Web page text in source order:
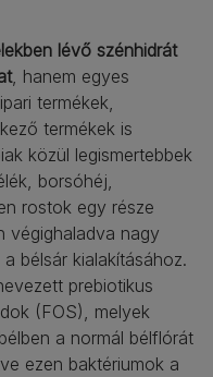
lévő szénhidrát
, hanem egyes
termékek,
termékek is
közül legismertebbek
borsóhéj,
rostok egy része
végighaladva nagy
bélsár kialakításához.
prebiotikus
(FOS), melyek
a normál bélflórát
ezen baktériumok a